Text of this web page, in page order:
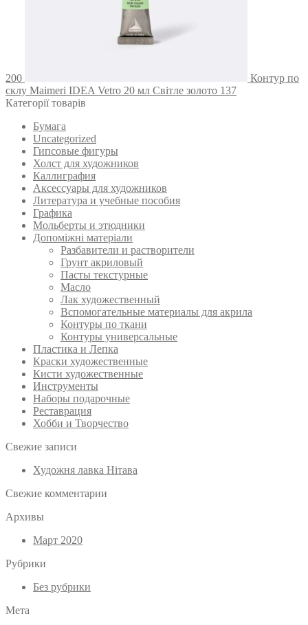
200
Контур по
склу Maimeri IDEA Vetro 20 мл Світле золото 137
Категорії товарів
Бумага
Uncategorized
Гипсовые фигуры
Холст для художников
Каллиграфия
Аксессуары для художников
Литература и учебные пособия
Графика
Мольберты и этюдники
Допоміжні матеріали
Разбавители и растворители
Грунт акриловый
Пасты текстурные
Масло
Лак художественный
Вспомогательные материалы для акрила
Контуры по ткани
Контуры универсальные
Пластика и Лепка
Краски художественные
Кисти художественные
Инструменты
Наборы подарочные
Реставрация
Хобби и Творчество
Свежие записи
Художня лавка Нітава
Свежие комментарии
Архивы
Март 2020
Рубрики
Без рубрики
Мета